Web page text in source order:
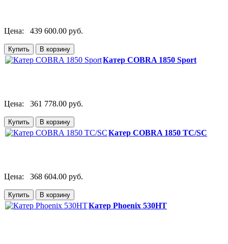
Цена: 439 600.00 руб.
Катер COBRA 1850 Sport
Цена: 361 778.00 руб.
Катер COBRA 1850 TC/SC
Цена: 368 604.00 руб.
Катер Phoenix 530HT